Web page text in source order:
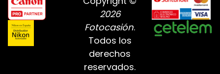
2026
Fotocasión.
Todos los
derechos
reservados.